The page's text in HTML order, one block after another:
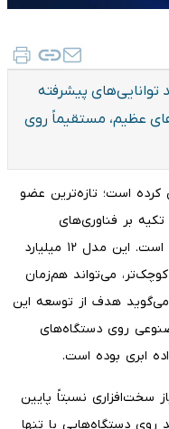
توانایی‌های پیشرفته
عظیم، مستقیماً روی
۴ ۱۲بی» رونمایی کرده است؛ تازه‌ترین عضو
بر فناوری‌های
توسعه‌یافته در پروژه جمنای ساخته شده است. این مدل ۱۲ میلیارد
می‌تواند هم‌زمان
هدف از توسعه این
روی دستگاه‌های
ابری بوده است.
ویژگی‌های جما ۴ ۱۲بی نیاز سخت‌افزاری نسبتاً پایین
دستگاه‌هایی با تنها